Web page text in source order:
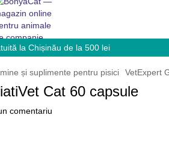
la Chișinău de la 500 lei
și suplimente pentru pisici VetExpert
Cat 60 capsule
comentariu